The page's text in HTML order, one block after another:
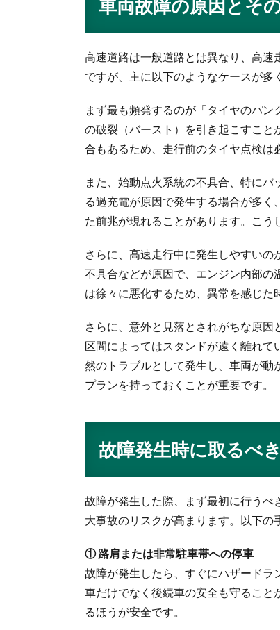
車両故障の原因とそ
高速道路は一般道路とは異なり、高速
ですが、主に以下のようなケースが多
まず最も頻発するのが「タイヤのパ
の破裂（バースト）を引き起こすこ
合もあるため、走行前のタイヤ点検は
また、始動点火系統の不具合、特に
る過充電が原因で発生する場合が多
た前兆が現れることがあります。こう
さらに、高速走行中に発生しやすい
不具合などが原因で、エンジン内部の
は徐々に悪化するため、異常を感じた
さらに、意外と見落とされがちな原因
区間によってはスタンドが遠く離れ
然のトラブルとして発生し、車両が
プランを持っておくことが重要です。
故障発生時に取るべ
故障が発生した際、まず最初に行う
大事故のリスクが高まります。以下の
① 路肩または非常駐車帯への停車
故障が発生したら、すぐにハザード
車だけでなく後続車の安全も守ること
るほうが安全です。